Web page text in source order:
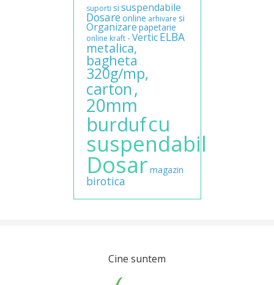
suporti si suspendabile
Dosareonline arhivare si
Organizare papetarie
online kraft - Vertic ELBA
metalica,
bagheta
320g/mp,
carton ,
20mm
burdufcu
suspendabil
Dosar magazin
birotica
Cine suntem